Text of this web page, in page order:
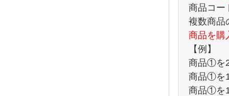
商品コー
複数商品
商品を購
【例】
商品①を
商品①を
商品①を